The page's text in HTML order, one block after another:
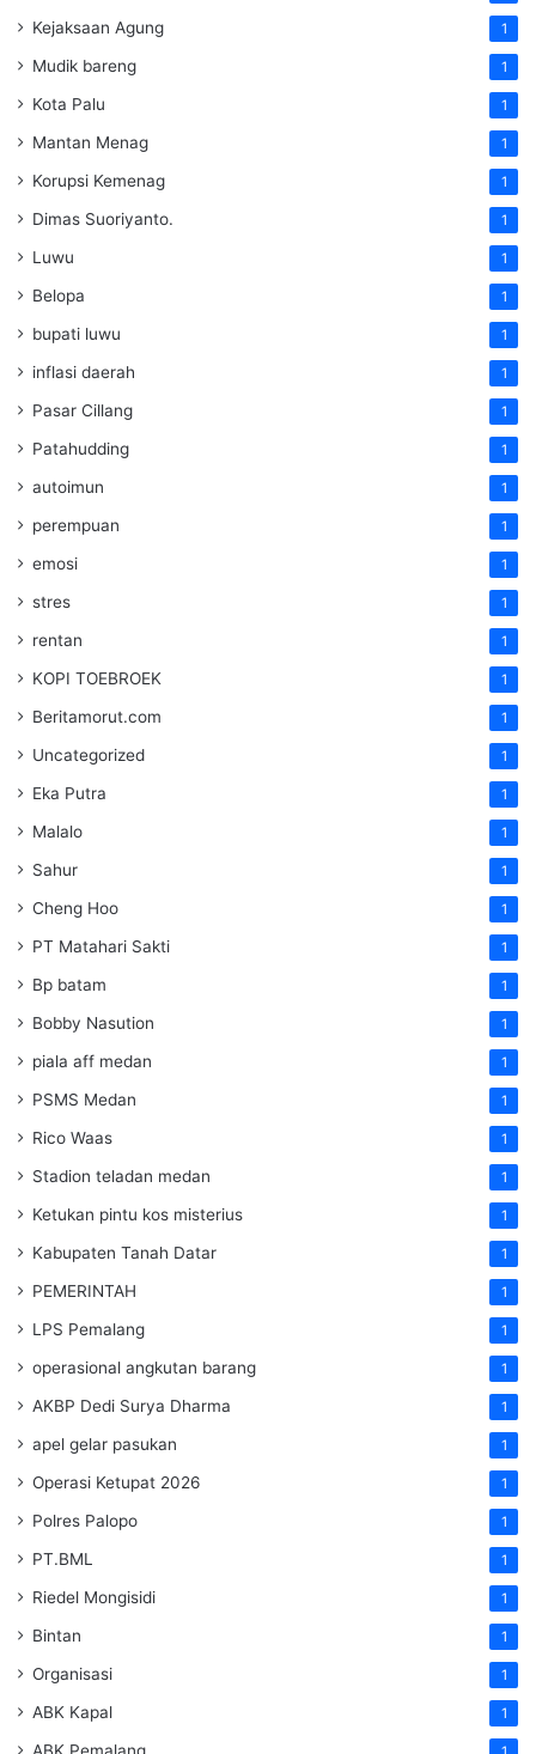
Kejaksaan Agung 1
Mudik bareng 1
Kota Palu 1
Mantan Menag 1
Korupsi Kemenag 1
Dimas Suoriyanto. 1
Luwu 1
Belopa 1
bupati luwu 1
inflasi daerah 1
Pasar Cillang 1
Patahudding 1
autoimun 1
perempuan 1
emosi 1
stres 1
rentan 1
KOPI TOEBROEK 1
Beritamorut.com 1
Uncategorized 1
Eka Putra 1
Malalo 1
Sahur 1
Cheng Hoo 1
PT Matahari Sakti 1
Bp batam 1
Bobby Nasution 1
piala aff medan 1
PSMS Medan 1
Rico Waas 1
Stadion teladan medan 1
Ketukan pintu kos misterius 1
Kabupaten Tanah Datar 1
PEMERINTAH 1
LPS Pemalang 1
operasional angkutan barang 1
AKBP Dedi Surya Dharma 1
apel gelar pasukan 1
Operasi Ketupat 2026 1
Polres Palopo 1
PT.BML 1
Riedel Mongisidi 1
Bintan 1
Organisasi 1
ABK Kapal 1
ABK Pemalang